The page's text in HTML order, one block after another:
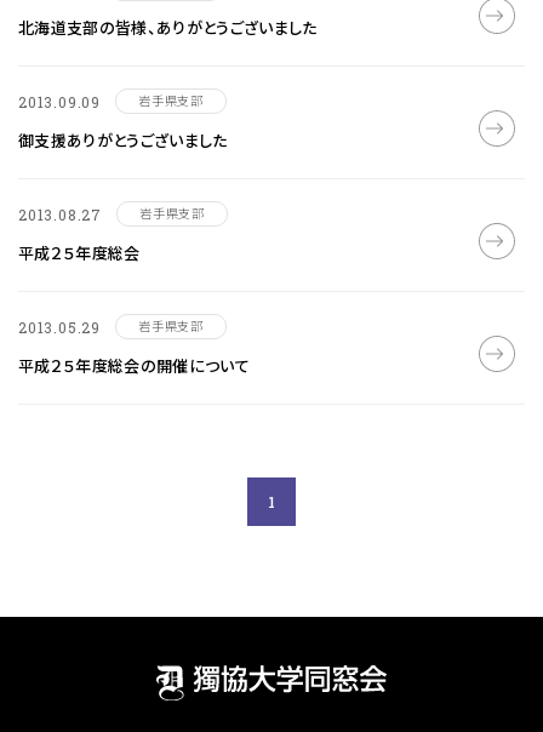
北海道支部の皆様、ありがとうございました
2013.09.09 岩手県支部
御支援ありがとうございました
2013.08.27 岩手県支部
平成２５年度総会
2013.05.29 岩手県支部
平成２５年度総会の開催について
1